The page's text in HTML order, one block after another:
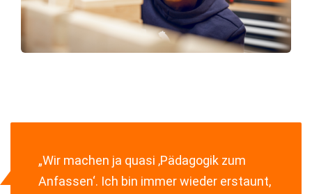
„Wir machen ja quasi ‚Pädagogik zum
Anfassen‘. Ich bin immer wieder erstaunt,